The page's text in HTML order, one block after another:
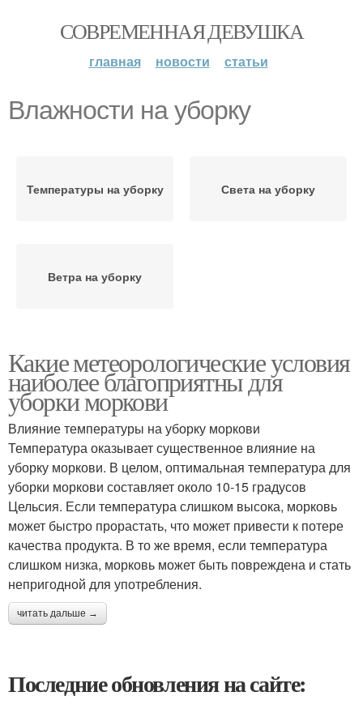
СОВРЕМЕННАЯ ДЕВУШКА
главная новости статьи
Влажности на уборку
Температуры на уборку Света на уборку
Ветра на уборку
Какие метеорологические условия
наиболее благоприятны для
уборки моркови
Влияние температуры на уборку моркови
Температура оказывает существенное влияние на
уборку моркови. В целом, оптимальная температура для
уборки моркови составляет около 10-15 градусов
Цельсия. Если температура слишком высока, морковь
может быстро прорастать, что может привести к потере
качества продукта. В то же время, если температура
слишком низка, морковь может быть повреждена и стать
непригодной для употребления.
читать дальше →
Последние обновления на сайте: